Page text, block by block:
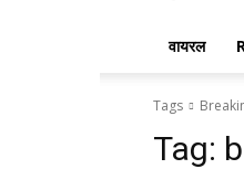
वायरल
Tags
Tag: